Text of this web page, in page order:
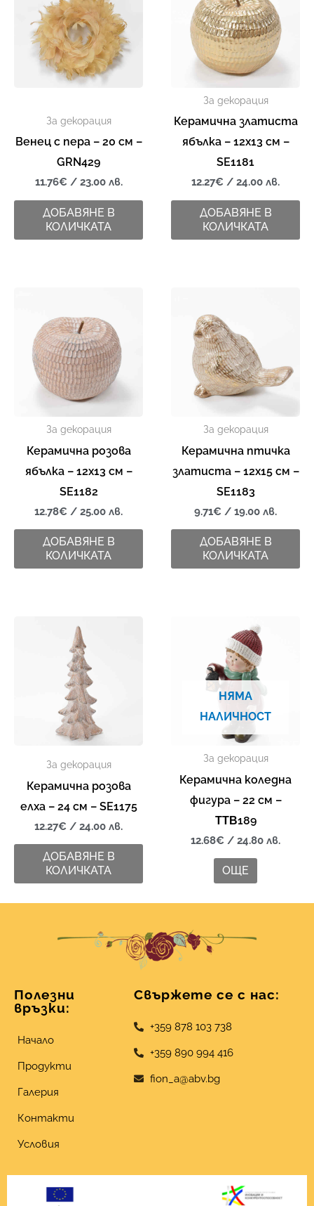
За декорация
Венец с пера – 20 см –
GRN429
11.76€ / 23.00 лв.
ДОБАВЯНЕ В
КОЛИЧКАТА
За декорация
Керамична златиста
ябълка – 12х13 см –
SE1181
12.27€ / 24.00 лв.
ДОБАВЯНЕ В
КОЛИЧКАТА
За декорация
Керамична розова
ябълка – 12х13 см –
SE1182
12.78€ / 25.00 лв.
ДОБАВЯНЕ В
КОЛИЧКАТА
За декорация
Керамична птичка
златиста – 12х15 см –
SE1183
9.71€ / 19.00 лв.
ДОБАВЯНЕ В
КОЛИЧКАТА
За декорация
Керамична розова
елха – 24 см – SE1175
12.27€ / 24.00 лв.
ДОБАВЯНЕ В
КОЛИЧКАТА
НЯМА
НАЛИЧНОСТ
За декорация
Керамична коледна
фигура – 22 см –
ΤΤΒ189
12.68€ / 24.80 лв.
ОЩЕ
Полезни
връзки:
Начало
Продукти
Галерия
Контакти
Условия
Свържете се с нас:
+359 878 103 738
+359 890 994 416
fion_a@abv.bg